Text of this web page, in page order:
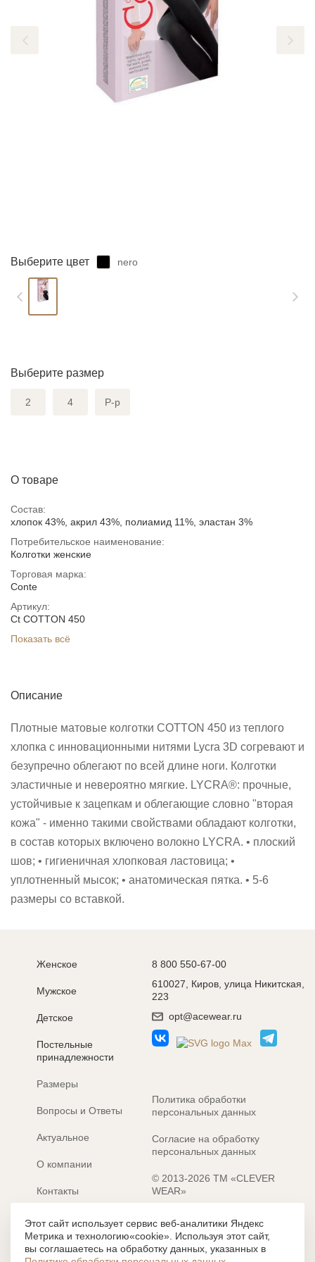
Выберите цвет nero
Выберите размер
2 4 Р-р
О товаре
Состав:
хлопок 43%, акрил 43%, полиамид 11%, эластан 3%
Потребительское наименование:
Колготки женские
Торговая марка:
Conte
Артикул:
Ct COTTON 450
Показать всё
Описание
Плотные матовые колготки COTTON 450 из теплого
хлопка с инновационными нитями Lycra 3D согревают и
безупречно облегают по всей длине ноги. Колготки
эластичные и невероятно мягкие. LYCRA®: прочные,
устойчивые к зацепкам и облегающие словно "вторая
кожа" - именно такими свойствами обладают колготки,
в состав которых включено волокно LYCRA. • плоский
шов; • гигиеничная хлопковая ластовица; •
уплотненный мысок; • анатомическая пятка. • 5-6
размеры со вставкой.
Женское
Мужское
Детское
Постельные
принадлежности
Размеры
Вопросы и Ответы
Актуальное
О компании
Контакты
Электронные каталоги
8 800 550-67-00
610027, Киров, улица Никитская,
223
opt@acewear.ru
Политика обработки
персональных данных
Согласие на обработку
персональных данных
© 2013-2026 ТМ «CLEVER
WEAR»
Разработка сайта: MACHAON
Все содержание, представленное или отраженное на сайте
https://clever-style.ru, включая, но не ограничиваясь, текстом,
Этот сайт использует сервис веб-аналитики Яндекс
Метрика и технологию«cookie». Используя этот сайт,
вы соглашаетесь на обработку данных, указанных в